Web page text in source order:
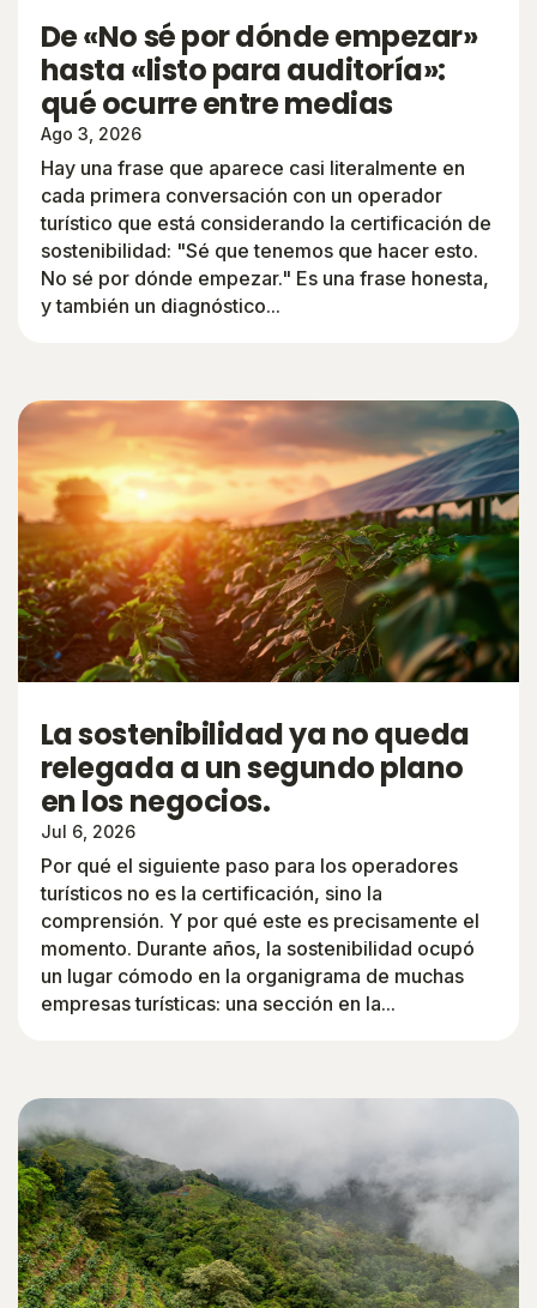
De «No sé por dónde empezar»
hasta «listo para auditoría»:
qué ocurre entre medias
Ago 3, 2026
Hay una frase que aparece casi literalmente en
cada primera conversación con un operador
turístico que está considerando la certificación de
sostenibilidad: "Sé que tenemos que hacer esto.
No sé por dónde empezar." Es una frase honesta,
y también un diagnóstico...
La sostenibilidad ya no queda
relegada a un segundo plano
en los negocios.
Jul 6, 2026
Por qué el siguiente paso para los operadores
turísticos no es la certificación, sino la
comprensión. Y por qué este es precisamente el
momento. Durante años, la sostenibilidad ocupó
un lugar cómodo en la organigrama de muchas
empresas turísticas: una sección en la...